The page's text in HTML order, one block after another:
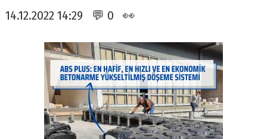
14.12.2022 14:29 💬 0 👀